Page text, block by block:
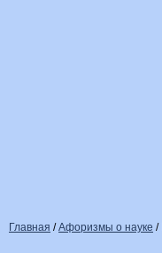
Главная /Афоризмы о науке /